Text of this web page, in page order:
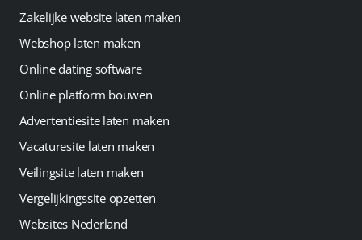
Zakelijke website laten maken
Webshop laten maken
Online dating software
Online platform bouwen
Advertentiesite laten maken
Vacaturesite laten maken
Veilingsite laten maken
Vergelijkingssite opzetten
Websites Nederland